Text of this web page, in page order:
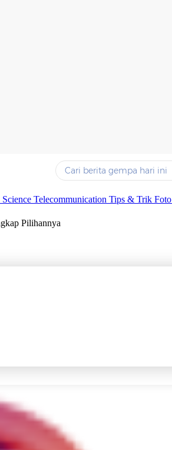
Yang sedang ramai dicari
Terakhir yang dicari
Science Telecommunication Tips & Trik Foto
Pilihannya